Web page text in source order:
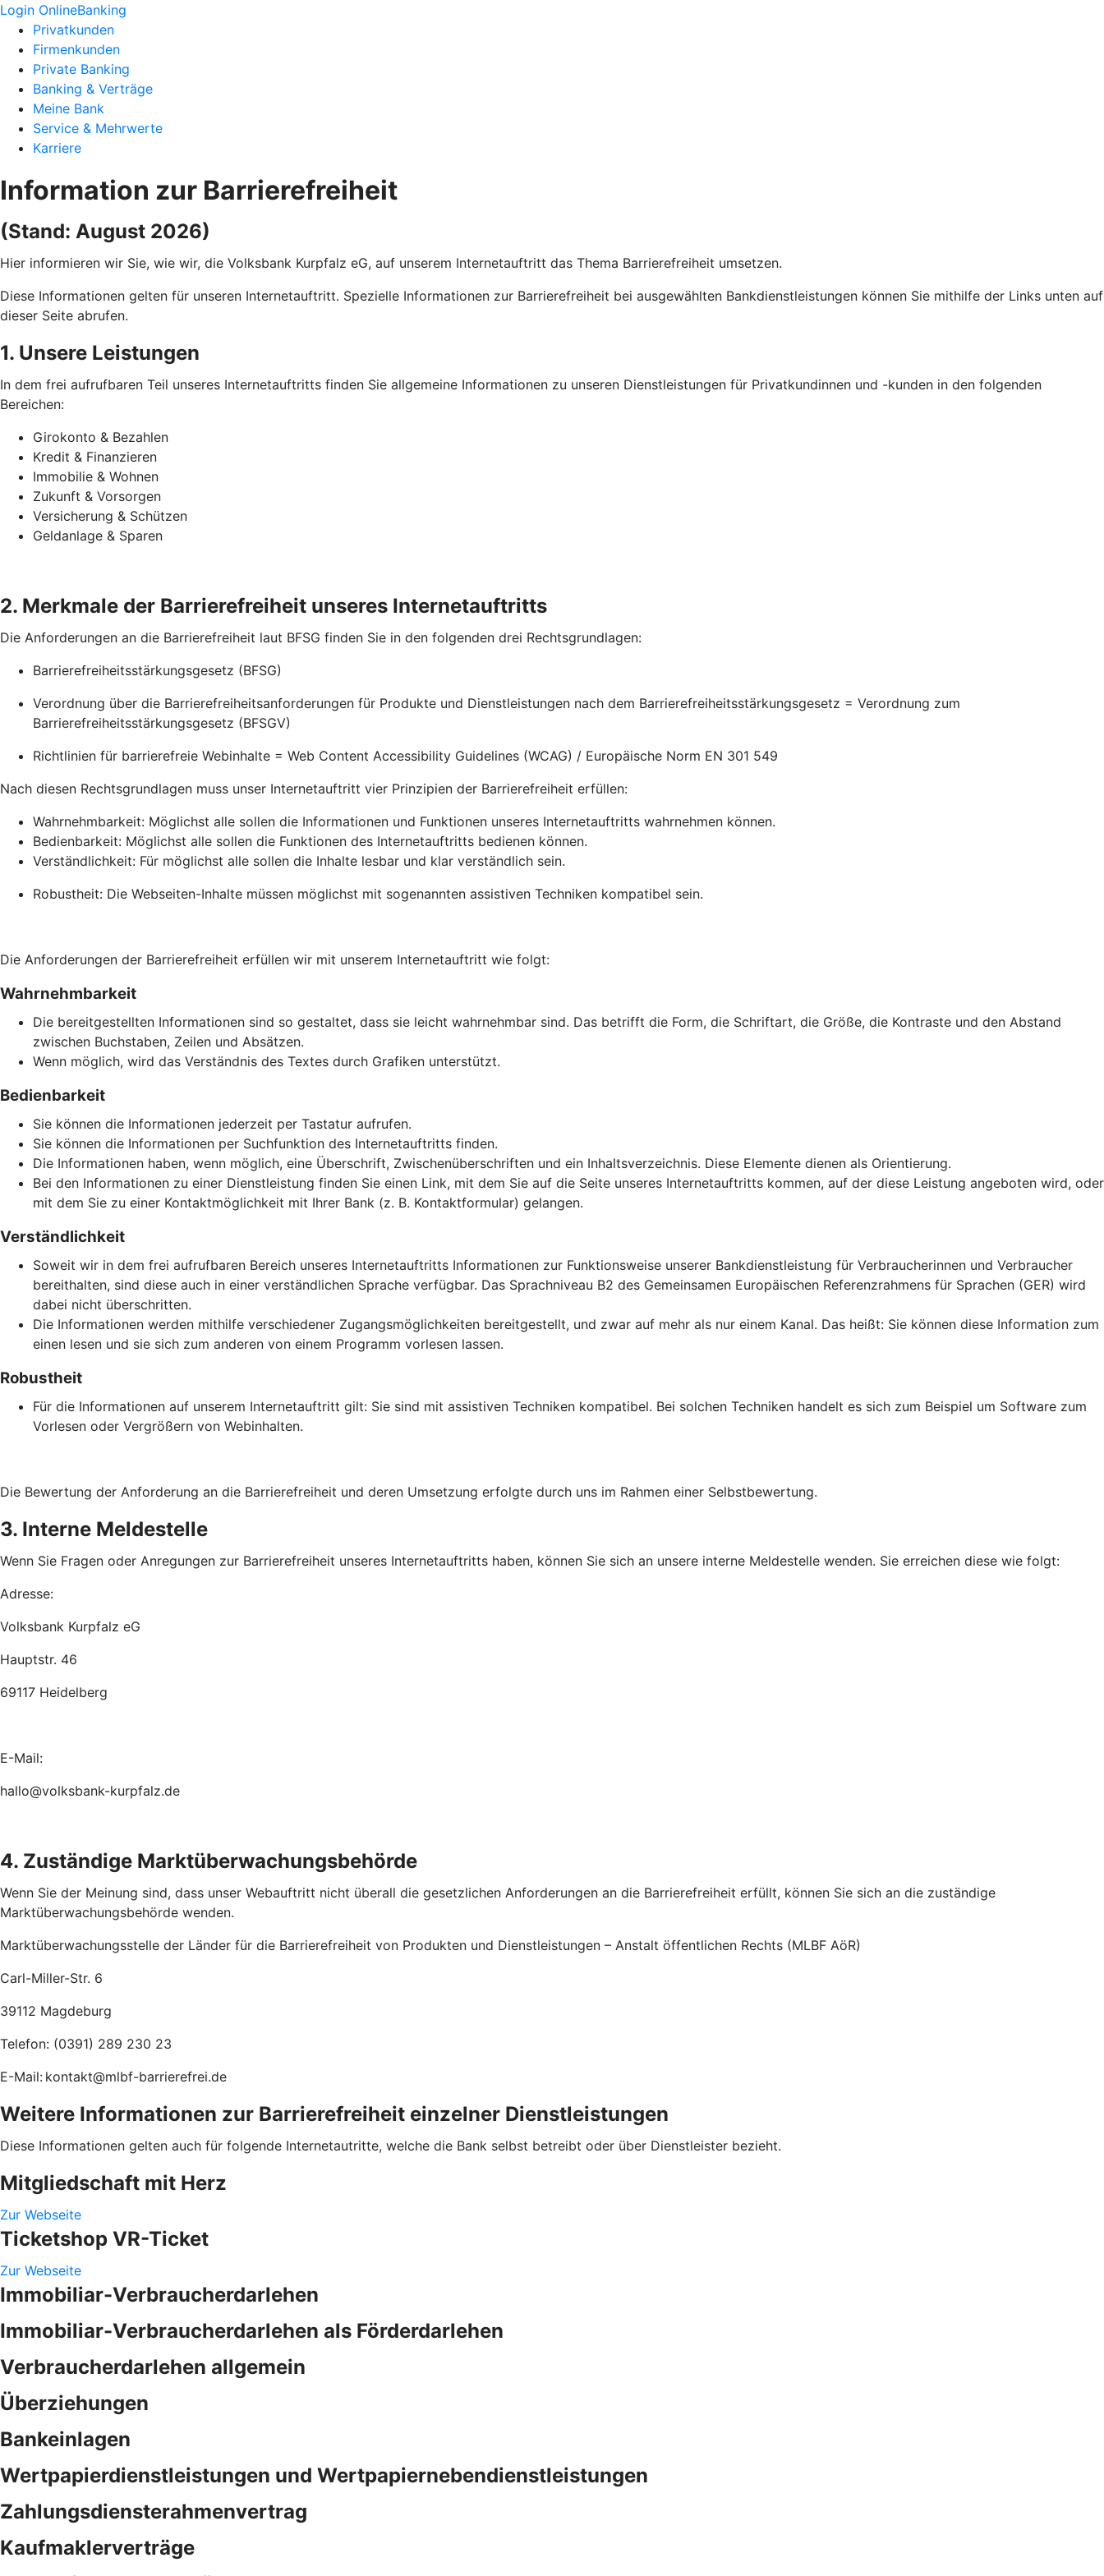
Login OnlineBanking
Privatkunden
Firmenkunden
Private Banking
Banking & Verträge
Meine Bank
Service & Mehrwerte
Karriere
Information zur Barrierefreiheit
(Stand: August 2026)
Hier informieren wir Sie, wie wir, die Volksbank Kurpfalz eG, auf unserem Internetauftritt das Thema Barrierefreiheit umsetzen.
Diese Informationen gelten für unseren Internetauftritt. Spezielle Informationen zur Barrierefreiheit bei ausgewählten Bankdienstleistungen können Sie mithilfe der Links unten auf
dieser Seite abrufen.
1. Unsere Leistungen
In dem frei aufrufbaren Teil unseres Internetauftritts finden Sie allgemeine Informationen zu unseren Dienstleistungen für Privatkundinnen und -kunden in den folgenden
Bereichen:
Girokonto & Bezahlen
Kredit & Finanzieren
Immobilie & Wohnen
Zukunft & Vorsorgen
Versicherung & Schützen
Geldanlage & Sparen
2. Merkmale der Barrierefreiheit unseres Internetauftritts
Die Anforderungen an die Barrierefreiheit laut BFSG finden Sie in den folgenden drei Rechtsgrundlagen:
Barrierefreiheitsstärkungsgesetz (BFSG)
Verordnung über die Barrierefreiheitsanforderungen für Produkte und Dienstleistungen nach dem Barrierefreiheitsstärkungsgesetz = Verordnung zum
Barrierefreiheitsstärkungsgesetz (BFSGV)
Richtlinien für barrierefreie Webinhalte = Web Content Accessibility Guidelines (WCAG) / Europäische Norm EN 301 549
Nach diesen Rechtsgrundlagen muss unser Internetauftritt vier Prinzipien der Barrierefreiheit erfüllen:
Wahrnehmbarkeit: Möglichst alle sollen die Informationen und Funktionen unseres Internetauftritts wahrnehmen können.
Bedienbarkeit: Möglichst alle sollen die Funktionen des Internetauftritts bedienen können.
Verständlichkeit: Für möglichst alle sollen die Inhalte lesbar und klar verständlich sein.
Robustheit: Die Webseiten-Inhalte müssen möglichst mit sogenannten assistiven Techniken kompatibel sein.
Die Anforderungen der Barrierefreiheit erfüllen wir mit unserem Internetauftritt wie folgt:
Wahrnehmbarkeit
Die bereitgestellten Informationen sind so gestaltet, dass sie leicht wahrnehmbar sind. Das betrifft die Form, die Schriftart, die Größe, die Kontraste und den Abstand
zwischen Buchstaben, Zeilen und Absätzen.
Wenn möglich, wird das Verständnis des Textes durch Grafiken unterstützt.
Bedienbarkeit
Sie können die Informationen jederzeit per Tastatur aufrufen.
Sie können die Informationen per Suchfunktion des Internetauftritts finden.
Die Informationen haben, wenn möglich, eine Überschrift, Zwischenüberschriften und ein Inhaltsverzeichnis. Diese Elemente dienen als Orientierung.
Bei den Informationen zu einer Dienstleistung finden Sie einen Link, mit dem Sie auf die Seite unseres Internetauftritts kommen, auf der diese Leistung angeboten wird, oder
mit dem Sie zu einer Kontaktmöglichkeit mit Ihrer Bank (z. B. Kontaktformular) gelangen.
Verständlichkeit
Soweit wir in dem frei aufrufbaren Bereich unseres Internetauftritts Informationen zur Funktionsweise unserer Bankdienstleistung für Verbraucherinnen und Verbraucher
bereithalten, sind diese auch in einer verständlichen Sprache verfügbar. Das Sprachniveau B2 des Gemeinsamen Europäischen Referenzrahmens für Sprachen (GER) wird
dabei nicht überschritten.
Die Informationen werden mithilfe verschiedener Zugangsmöglichkeiten bereitgestellt, und zwar auf mehr als nur einem Kanal. Das heißt: Sie können diese Information zum
einen lesen und sie sich zum anderen von einem Programm vorlesen lassen.
Robustheit
Für die Informationen auf unserem Internetauftritt gilt: Sie sind mit assistiven Techniken kompatibel. Bei solchen Techniken handelt es sich zum Beispiel um Software zum
Vorlesen oder Vergrößern von Webinhalten.
Die Bewertung der Anforderung an die Barrierefreiheit und deren Umsetzung erfolgte durch uns im Rahmen einer Selbstbewertung.
3. Interne Meldestelle
Wenn Sie Fragen oder Anregungen zur Barrierefreiheit unseres Internetauftritts haben, können Sie sich an unsere interne Meldestelle wenden. Sie erreichen diese wie folgt:
Adresse:
Volksbank Kurpfalz eG
Hauptstr. 46
69117 Heidelberg
E-Mail:
hallo@volksbank-kurpfalz.de
4. Zuständige Marktüberwachungsbehörde
Wenn Sie der Meinung sind, dass unser Webauftritt nicht überall die gesetzlichen Anforderungen an die Barrierefreiheit erfüllt, können Sie sich an die zuständige
Marktüberwachungsbehörde wenden.
Marktüberwachungsstelle der Länder für die Barrierefreiheit von Produkten und Dienstleistungen – Anstalt öffentlichen Rechts (MLBF AöR)
Carl-Miller-Str. 6
39112 Magdeburg
Telefon: (0391) 289 230 23
E-Mail: kontakt@mlbf-barrierefrei.de
Weitere Informationen zur Barrierefreiheit einzelner Dienstleistungen
Diese Informationen gelten auch für folgende Internetautritte, welche die Bank selbst betreibt oder über Dienstleister bezieht.
Mitgliedschaft mit Herz
Zur Webseite
Ticketshop VR-Ticket
Zur Webseite
Immobiliar-Verbraucherdarlehen
Immobiliar-Verbraucherdarlehen als Förderdarlehen
Verbraucherdarlehen allgemein
Überziehungen
Bankeinlagen
Wertpapierdienstleistungen und Wertpapiernebendienstleistungen
Zahlungsdiensterahmenvertrag
Kaufmaklerverträge